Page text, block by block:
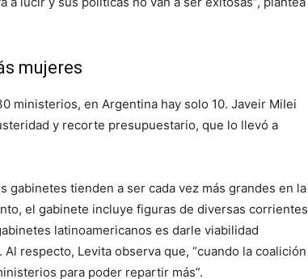
mujeres
ministerios, en Argentina hay solo 10. Javeir MiIei
y recorte presupuestario, que lo llevó a
gabinetes tienden a ser cada vez más grandes en la
el gabinete incluye figuras de diversas corrientes
latinoamericanos es darle viabilidad
respecto, Levita observa que, “cuando la coalición
para poder repartir más”.